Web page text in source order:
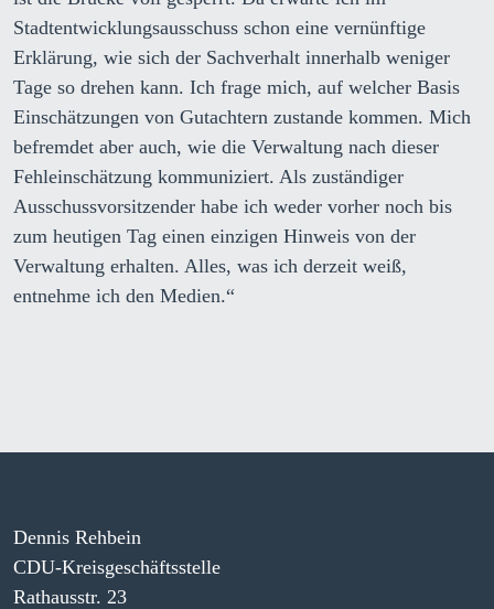
Stadtentwicklungsausschuss schon eine vernünftige
Erklärung, wie sich der Sachverhalt innerhalb weniger
Tage so drehen kann. Ich frage mich, auf welcher Basis
Einschätzungen von Gutachtern zustande kommen. Mich
befremdet aber auch, wie die Verwaltung nach dieser
Fehleinschätzung kommuniziert. Als zuständiger
Ausschussvorsitzender habe ich weder vorher noch bis
zum heutigen Tag einen einzigen Hinweis von der
Verwaltung erhalten. Alles, was ich derzeit weiß,
entnehme ich den Medien.“
Dennis Rehbein
CDU-Kreisgeschäftsstelle
Rathausstr. 23